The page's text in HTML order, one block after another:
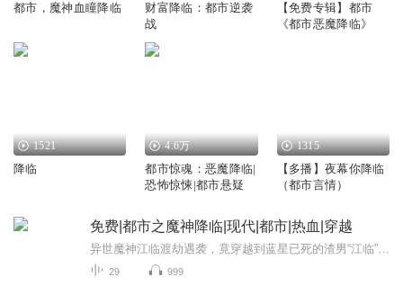
都市，魔神血瞳降临
财富降临：都市逆袭
战
【免费专辑】都市
《都市恶魔降临》
1521
降临
4.6万
都市惊魂：恶魔降临|
恐怖惊悚|都市悬疑
1315
【多播】夜幕你降临
（都市言情）
免费|都市之魔神降临|现代|都市|热血|穿越
29 999